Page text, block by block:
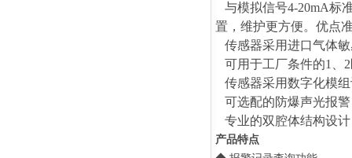
与模拟信号4-20mA标
置，维护更方便。优点
传感器采用进口气体
可用于工厂条件的1、
传感器采用数字化模
可选配的防爆声光报
专业的双腔体结构设
产品特点